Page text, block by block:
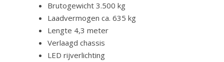
Brutogewicht 3.500 kg
Laadvermogen ca. 635 kg
Lengte 4,3 meter
Verlaagd chassis
LED rijverlichting